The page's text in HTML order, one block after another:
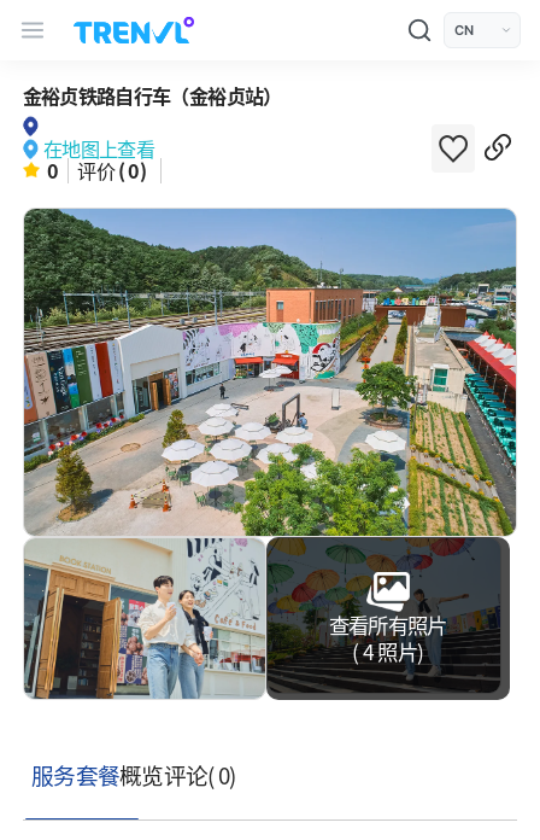
TRENVL Main Header Navigation 언어선택
金裕贞铁路自行车（金裕贞站）
在地图上查看
0 评价( 0)
查看所有照片
( 4 照片)
服务套餐概览评论( 0)